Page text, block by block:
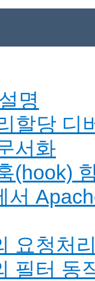
명
할당 디
서화
(hook)
서
요청처
필터 동